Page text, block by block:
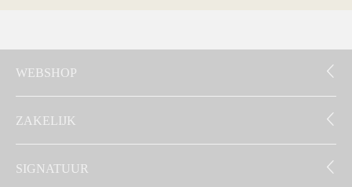
WEBSHOP
ZAKELIJK
SIGNATUUR